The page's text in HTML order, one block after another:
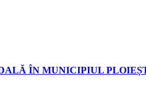
ÎN MUNICIPIUL